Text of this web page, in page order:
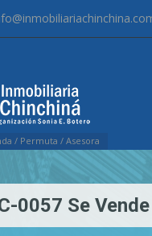
/ Permuta / Asesora
0057 Se